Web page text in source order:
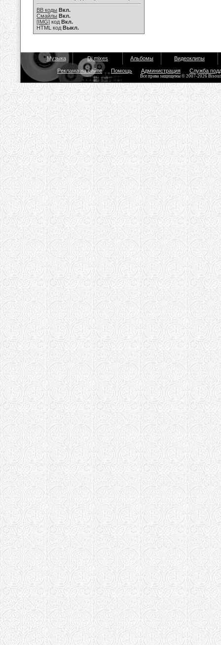
BB коды Вкл.
Смайлы Вкл.
[IMG] код Вкл.
HTML код Выкл.
Музыка Dj mixes Альбомы Видеоклипы
Реклама на сайте Помощь Администрация Служба
Все права защищены © 2007-2026